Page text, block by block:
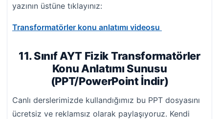
yazının üstüne tıklayınız:
Transformatörler konu anlatımı videosu
11. Sınıf AYT Fizik Transformatörler
Konu Anlatımı Sunusu
(PPT/PowerPoint İndir)
Canlı derslerimizde kullandığımız bu PPT dosyasını
ücretsiz ve reklamsız olarak paylaşıyoruz. Kendi